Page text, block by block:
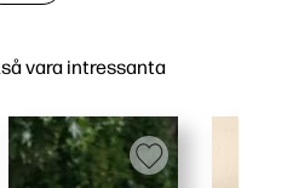
vara intressanta